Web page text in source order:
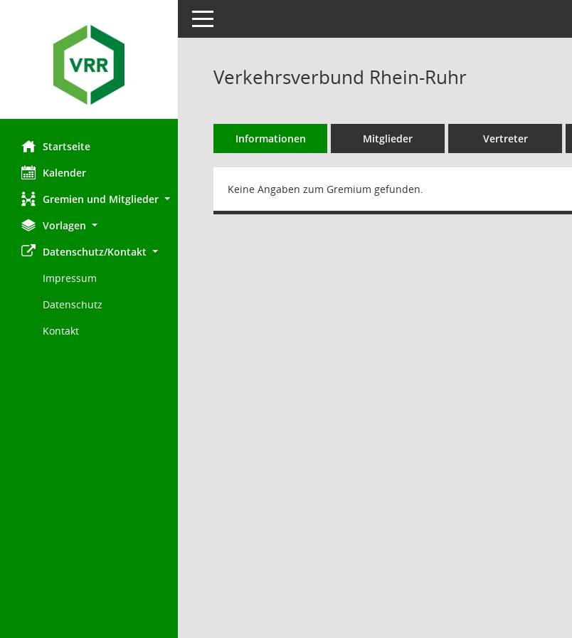
Startseite
Kalender
Gremien und Mitglieder
Vorlagen
Datenschutz/Kontakt
Impressum
Datenschutz
Kontakt
Toggle navigation
Verkehrsverbund Rhein-Ruhr
Informationen Mitglieder Vertreter
Keine Angaben zum Gremium gefunden.